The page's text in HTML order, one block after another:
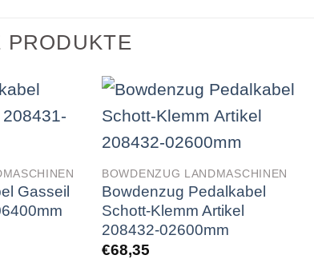
PRODUKTE
Gasseil
BOWDENZUG LANDMASCHINEN
Bowdenzug Pedalkabel
Schott-Klemm Artikel
208432-02600mm
€68,35